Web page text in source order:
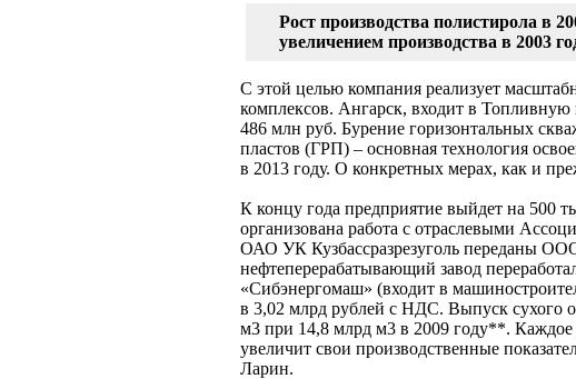
Рост производства полистирола в
увеличением производства в 2003
С этой целью компания реализует
комплексов. Ангарск, входит в
486 млн руб. Бурение горизонтальных
пластов (ГРП) – основная технология
в 2013 году. О конкретных мерах, как и
К концу года предприятие выйдет на 500
организована работа с отраслевыми
ОАО УК Кузбассразрезуголь переданы
нефтеперерабатывающий завод
«Сибэнергомаш» (входит в
в 3,02 млрд рублей с НДС. Выпуск сухого
м3 при 14,8 млрд м3 в 2009 году**.
увеличит свои производственные
Ларин.